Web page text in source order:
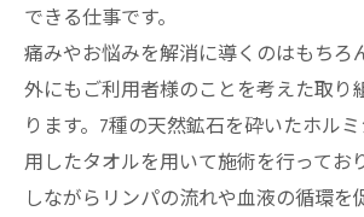
できる仕事です。
痛みやお悩みを解消に導くのはもちろ
外にもご利用者様のことを考えた取り
ります。7種の天然鉱石を砕いたホル
用したタオルを用いて施術を行ってお
しながらリンパの流れや血液の循環を